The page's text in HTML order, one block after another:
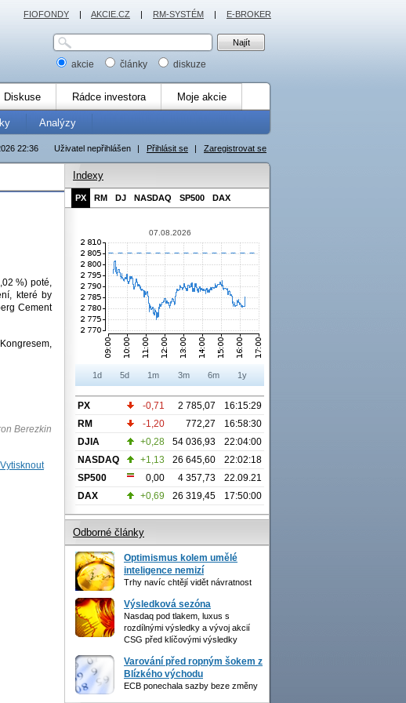
akcie články diskuze
Diskuse Rádce investora Moje akcie
Analýzy
Uživatel nepřihlášen | Přihlásit se | Zaregistrovat se
22:36
%) poté,
které by
Cement
Berezkin
Vytisknout
Indexy
PX RM DJ NASDAQ SP500 DAX
07.08.2026
1d 5d 1m 3m 6m 1y
PX -0,71 2 785,07
16:15:29
RM
-1,20 772,27
16:58:30
DJIA
+0,28 54 036,93
22:04:00
NASDAQ
+1,13 26 645,60
22:02:18
SP500
0,00 4 357,73
22.09.21
DAX
+0,69 26 319,45 17:50:00
Odborné články
Optimismus kolem umělé
inteligence nemizí
Trhy navíc chtějí vidět návratnost
Výsledková sezóna
Nasdaq pod tlakem, luxus s
rozdílnými výsledky a vývoj akcií
CSG před klíčovými výsledky
Varování před ropným šokem z
Blízkého východu
ECB ponechala sazby beze změny
FIOFONDY | AKCIE.CZ | RM-SYSTÉM | E-BROKER